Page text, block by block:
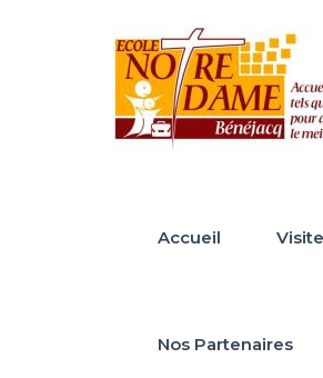
Accueil
Nos Partenaires